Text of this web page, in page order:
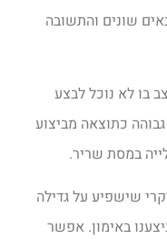
שונים והתשובה
בו לא נוכל לבצע
כתוצאה מביצוע
במסת שריר.
שישפיע על גדילה
באימון. אפשר